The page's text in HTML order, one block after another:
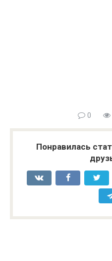
0
Понравилась